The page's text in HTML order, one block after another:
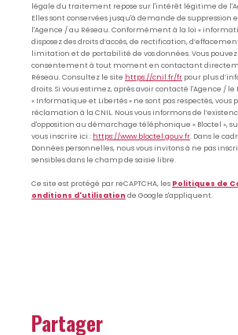
légale du traitement repose sur l'intérêt légitime de
Elles sont conservées jusqu'à demande de suppression
l'Agence / au Réseau. Conformément à la loi «
disposez des droits d’accès, de rectification,
limitation et de portabilité de vos données. Vous
consentement à tout moment en contactant
Réseau. Consultez le site https://cnil.fr/fr pour plus
droits. Si vous estimez, après avoir contacté l'Agence / le
« Informatique et Libertés » ne sont pas respectés, vous
réclamation à la CNIL. Nous vous informons de
d'opposition au démarchage téléphonique « Bloctel »,
vous inscrire ici : https://www.bloctel.gouv.fr. Dans le
Données personnelles, nous vous invitons à ne pas
sensibles dans le champ de saisie libre.
Ce site est protégé par reCAPTCHA, les Politiques de
onditions d'utilisation de Google s'appliquent.
partager